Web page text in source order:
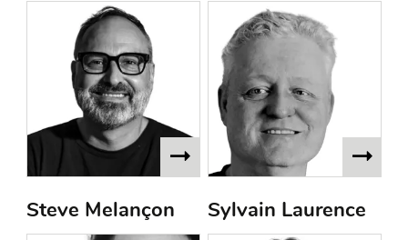
Steve Melançon Sylvain Laurence